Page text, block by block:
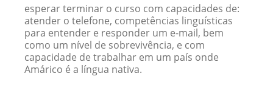
esperar terminar o curso com capacidades de:
atender o telefone, competências linguísticas
para entender e responder um e-mail, bem
como um nível de sobrevivência, e com
capacidade de trabalhar em um país onde
Amárico é a língua nativa.